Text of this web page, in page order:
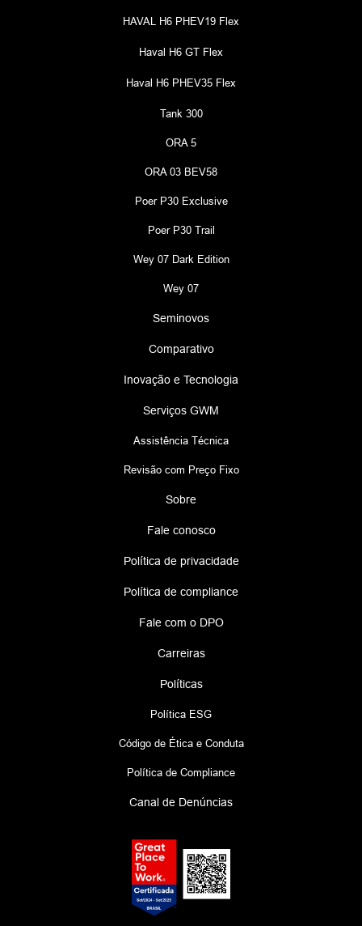
HAVAL H6 PHEV19 Flex
Haval H6 GT Flex
Haval H6 PHEV35 Flex
Tank 300
ORA 5
ORA 03 BEV58
Poer P30 Exclusive
Poer P30 Trail
Wey 07 Dark Edition
Wey 07
Seminovos
Comparativo
Inovação e Tecnologia
Serviços GWM
Assistência Técnica
Revisão com Preço Fixo
Sobre
Fale conosco
Política de privacidade
Política de compliance
Fale com o DPO
Carreiras
Políticas
Política ESG
Código de Ética e Conduta
Política de Compliance
Canal de Denúncias